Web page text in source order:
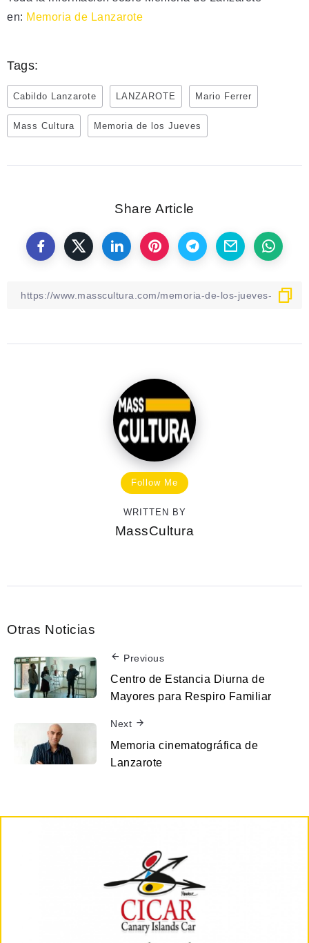
en: Memoria de Lanzarote
Tags:
Cabildo Lanzarote LANZAROTE Mario Ferrer
Mass Cultura Memoria de los Jueves
Share Article
Follow Me
WRITTEN BY
MassCultura
Otras Noticias
Previous
Centro de Estancia Diurna de
Mayores para Respiro Familiar
Next
Memoria cinematográfica de
Lanzarote